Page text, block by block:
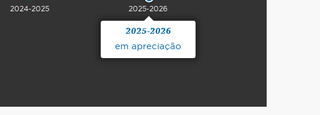
2024-2025 2025-2026
2025-2026
em apreciação